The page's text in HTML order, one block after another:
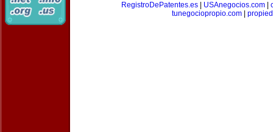
RegistroDePatentes.es
USAnegocios.com
tunegociopropio.com|